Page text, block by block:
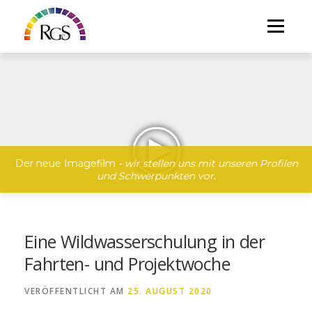
Menü
Der neue Imagefilm - wir stellen uns mit unseren Profilen
und Schwerpunkten vor.
Eine Wildwasserschulung in der
Fahrten- und Projektwoche
VERÖFFENTLICHT AM 25. AUGUST 2020